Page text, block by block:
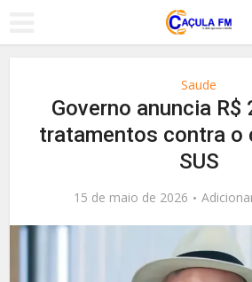
Saude
Governo anuncia R$
tratamentos contra o
SUS
15 de maio de 2026